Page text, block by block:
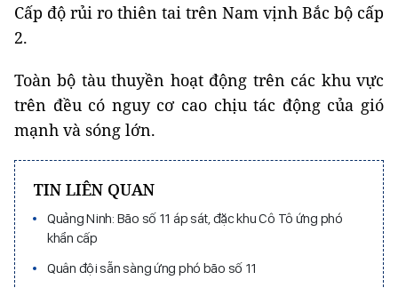
Cấp độ rủi ro thiên tai trên Nam vịnh Bắc bộ cấp
2.
Toàn bộ tàu thuyền hoạt động trên các khu vực
trên đều có nguy cơ cao chịu tác động của gió
mạnh và sóng lớn.
TIN LIÊN QUAN
Quảng Ninh: Bão số 11 áp sát, đặc khu Cô Tô ứng phó
khẩn cấp
Quân đội sẵn sàng ứng phó bão số 11